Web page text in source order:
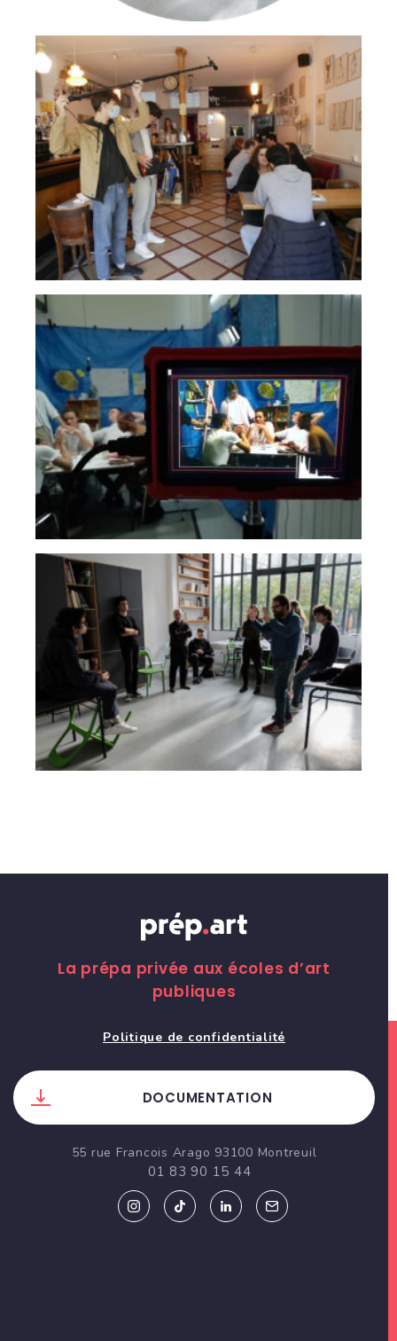
La prépa privée aux écoles d’art
publiques
Politique de confidentialité
DOCUMENTATION
55 rue Francois Arago 93100 Montreuil
01 83 90 15 44